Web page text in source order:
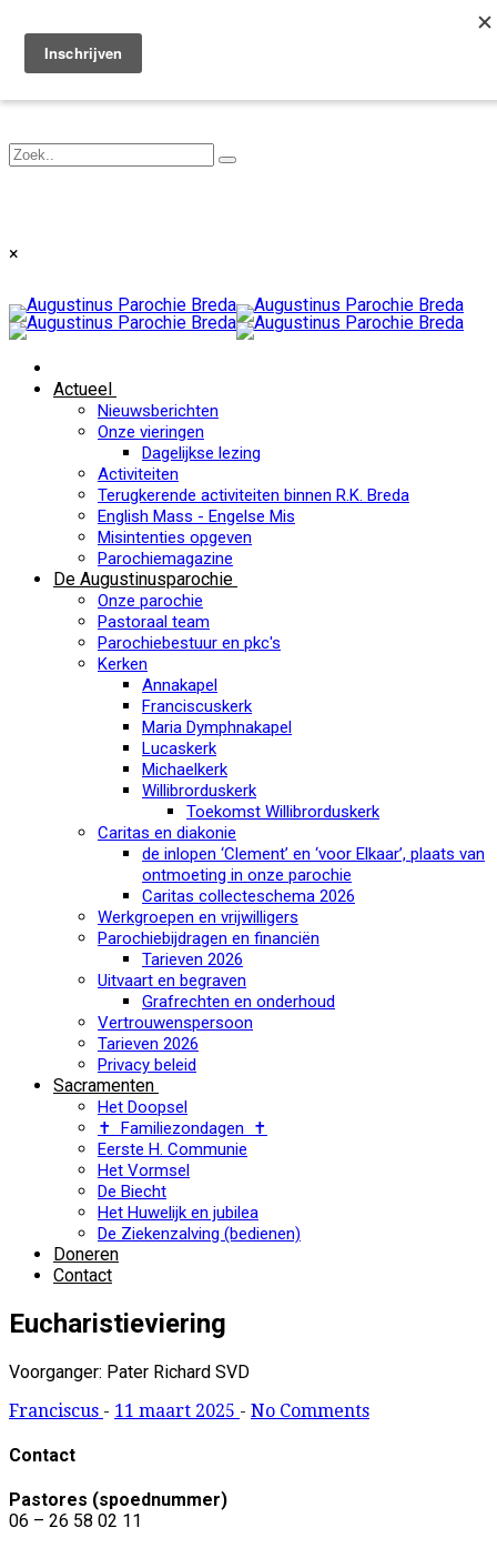
Toggle navigation
×
Actueel
Nieuwsberichten
Onze vieringen
Dagelijkse lezing
Activiteiten
Terugkerende activiteiten binnen R.K. Breda
English Mass - Engelse Mis
Misintenties opgeven
Parochiemagazine
De Augustinusparochie
Onze parochie
Pastoraal team
Parochiebestuur en pkc's
Kerken
Annakapel
Franciscuskerk
Maria Dymphnakapel
Lucaskerk
Michaelkerk
Willibrorduskerk
Toekomst Willibrorduskerk
Caritas en diakonie
de inlopen ‘Clement’ en ‘voor Elkaar’, plaats van
ontmoeting in onze parochie
Caritas collecteschema 2026
Werkgroepen en vrijwilligers
Parochiebijdragen en financiën
Tarieven 2026
Uitvaart en begraven
Grafrechten en onderhoud
Vertrouwenspersoon
Tarieven 2026
Privacy beleid
Sacramenten
Het Doopsel
✝ Familiezondagen ✝
Eerste H. Communie
Het Vormsel
De Biecht
Het Huwelijk en jubilea
De Ziekenzalving (bedienen)
Doneren
Contact
Eucharistieviering
Voorganger: Pater Richard SVD
Franciscus - 11 maart 2025 - No Comments
Contact
Pastores (spoednummer)
06 – 26 58 02 11